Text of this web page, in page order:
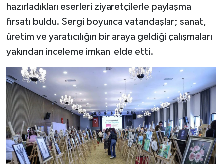
hazırladıkları eserleri ziyaretçilerle paylaşma
fırsatı buldu. Sergi boyunca vatandaşlar; sanat,
üretim ve yaratıcılığın bir araya geldiği çalışmaları
yakından inceleme imkanı elde etti.